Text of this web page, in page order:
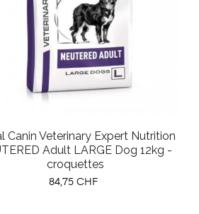
Canin Veterinary Expert Nutrition
Adult LARGE Dog 12kg -
croquettes
Prix
84,75 CHF